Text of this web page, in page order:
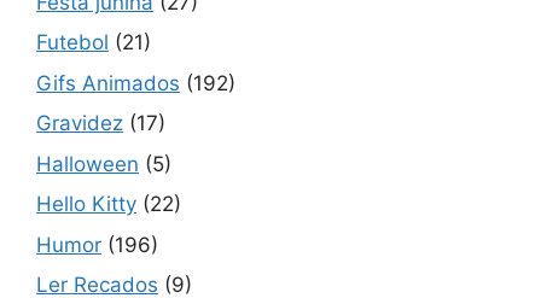
Futebol (21)
Gifs Animados (192)
Gravidez (17)
Halloween (5)
Hello Kitty (22)
Humor (196)
Ler Recados (9)